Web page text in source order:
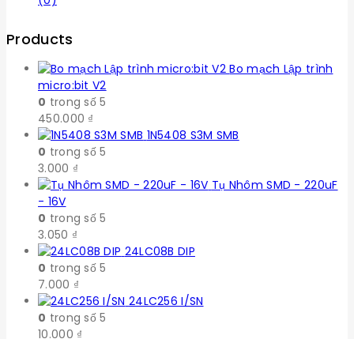
Products
Bo mạch Lập trình
micro:bit V2
0 trong số 5
450.000 ₫
1N5408 S3M SMB
0 trong số 5
3.000 ₫
Tụ Nhôm SMD - 220uF
- 16V
0 trong số 5
3.050 ₫
24LC08B DIP
0 trong số 5
7.000 ₫
24LC256 I/SN
0 trong số 5
10.000 ₫